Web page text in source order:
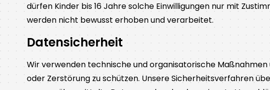
dürfen Kinder bis 16 Jahre solche Einwilligungen nur mit
werden nicht bewusst erhoben und verarbeitet.
Datensicherheit
Wir verwenden technische und organisatorische
oder Zerstörung zu schützen. Unsere Sicherheitsverfahren